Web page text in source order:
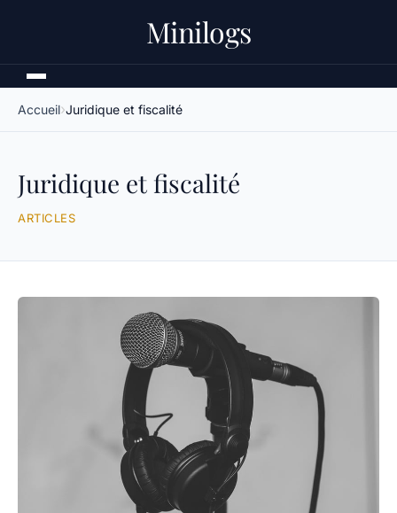
Minilogs
Accueil Juridique et fiscalité
Juridique et fiscalité
ARTICLES